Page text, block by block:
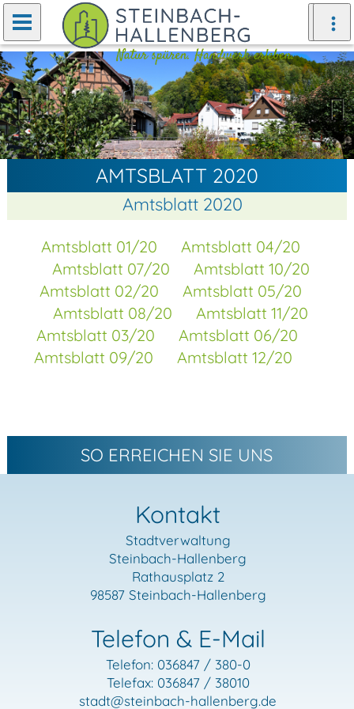
Zurück Weiter
AMTSBLATT 2020
Amtsblatt 2020
Amtsblatt 01/20
Amtsblatt 04/20
Amtsblatt 07/20
Amtsblatt 10/20
Amtsblatt 02/20
Amtsblatt 05/20
Amtsblatt 08/20
Amtsblatt 11/20
Amtsblatt 03/20
Amtsblatt 06/20
Amtsblatt 09/20
Amtsblatt 12/20
SO ERREICHEN SIE UNS
Kontakt
Stadtverwaltung
Steinbach-Hallenberg
Rathausplatz 2
98587 Steinbach-Hallenberg
Telefon & E-Mail
Telefon: 036847 / 380-0
Telefax: 036847 / 38010
stadt@steinbach-hallenberg.de